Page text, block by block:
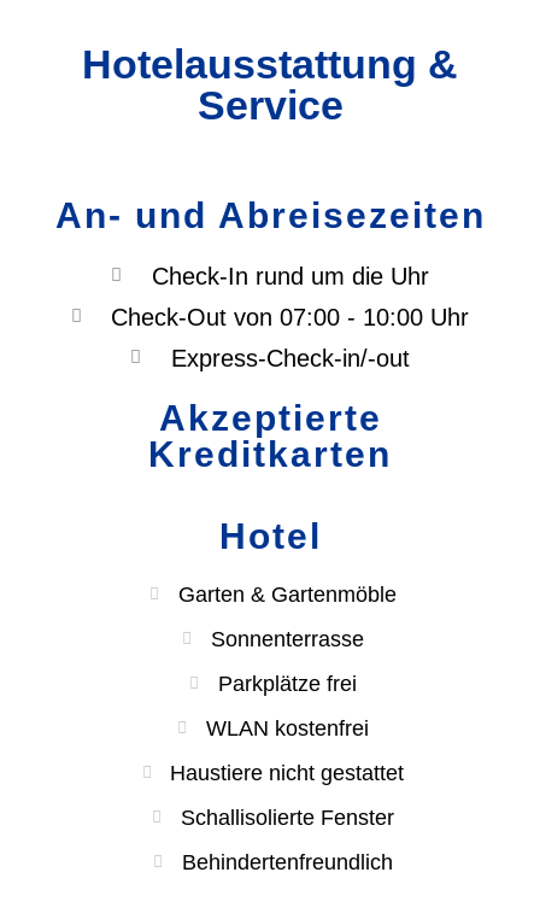
Hotelausstattung &
Service
An- und Abreisezeiten
Check-In rund um die Uhr
Check-Out von 07:00 - 10:00 Uhr
Express-Check-in/-out
Akzeptierte
Kreditkarten
Hotel
Garten & Gartenmöble
Sonnenterrasse
Parkplätze frei
WLAN kostenfrei
Haustiere nicht gestattet
Schallisolierte Fenster
Behindertenfreundlich